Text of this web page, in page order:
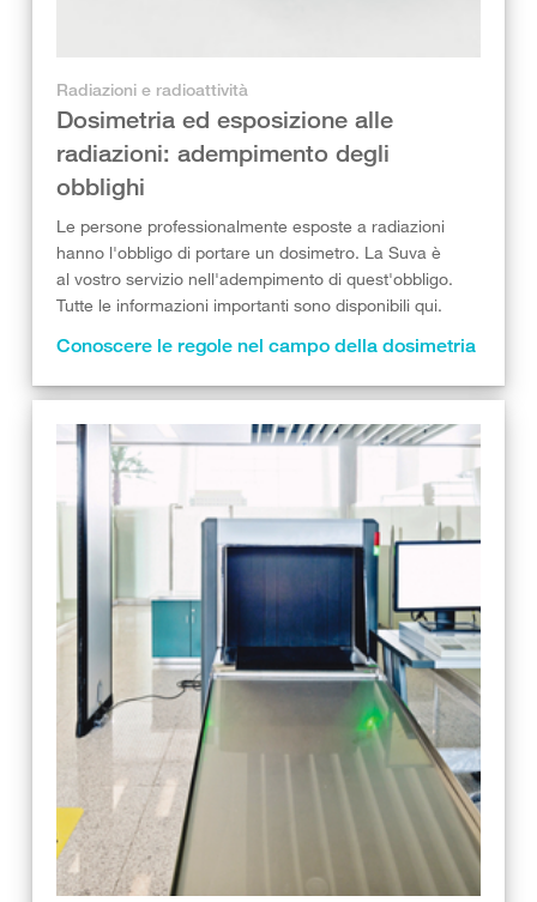
Radiazioni e radioattività
Dosimetria ed esposizione alle
radiazioni: adempimento degli
obblighi
Le persone professionalmente esposte a radiazioni
hanno l'obbligo di portare un dosimetro. La Suva è
al vostro servizio nell'adempimento di quest'obbligo.
Tutte le informazioni importanti sono disponibili qui.
Conoscere le regole nel campo della dosimetria